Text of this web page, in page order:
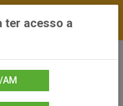
Entrega em até 24h
ter acesso a
AM